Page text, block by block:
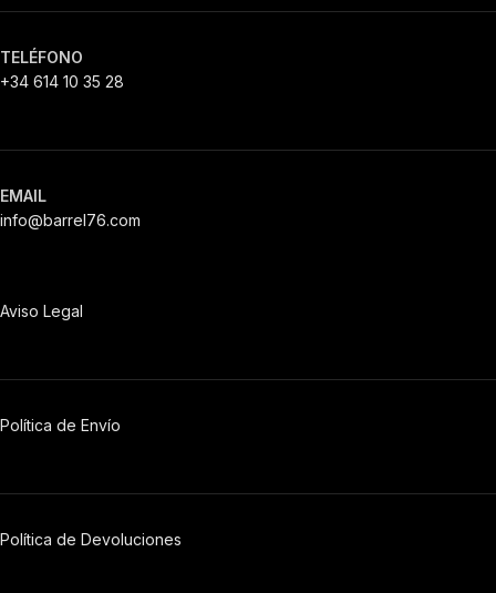
TELÉFONO
+34 614 10 35 28
EMAIL
info@barrel76.com
Aviso Legal
Política de Envío
Política de Devoluciones